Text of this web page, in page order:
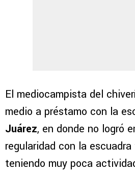
El mediocampista del
medio a préstamo con la
Juárez, en donde no logró
regularidad con la
teniendo muy poca